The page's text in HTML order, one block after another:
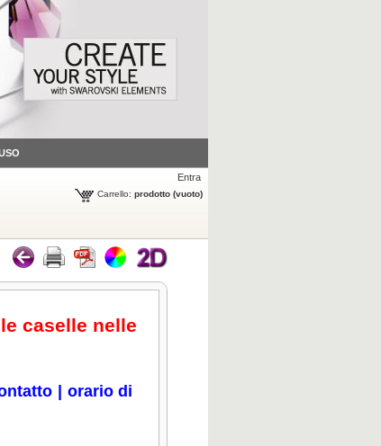
Entra
Carrello: prodotto (vuoto)
caselle nelle
orario di